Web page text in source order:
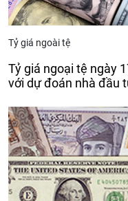
Tỷ giá ngoài tệ
Tỷ giá ngoại tệ ngày
với dự đoán nhà đầu